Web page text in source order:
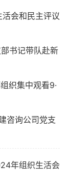
会和民主评议
书记带队赴新
织集中观看9·
咨询公司党支
年组织生活会